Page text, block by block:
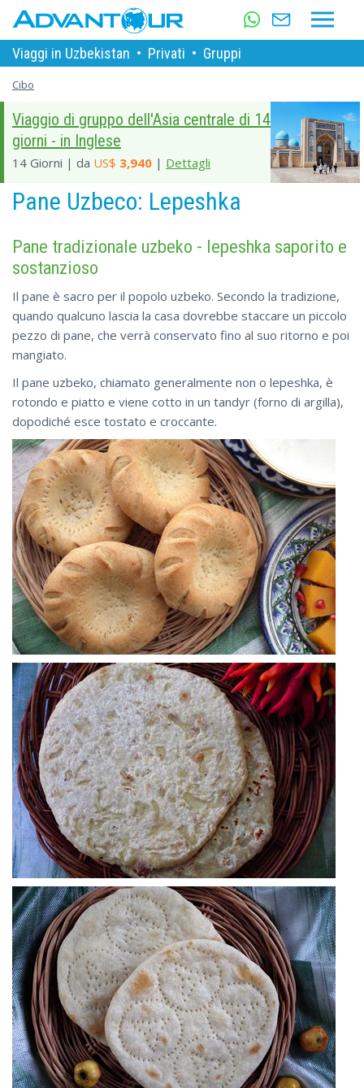
Viaggi in Uzbekistan • Privati • Gruppi
Cibo
Viaggio di gruppo dell'Asia centrale di 14
giorni - in Inglese
14 Giorni | da US$ 3,940 | Dettagli
Pane Uzbeco: Lepeshka
Pane tradizionale uzbeko - lepeshka saporito e
sostanzioso
Il pane è sacro per il popolo uzbeko. Secondo la tradizione,
quando qualcuno lascia la casa dovrebbe staccare un piccolo
pezzo di pane, che verrà conservato fino al suo ritorno e poi
mangiato.
Il pane uzbeko, chiamato generalmente non o lepeshka, è
rotondo e piatto e viene cotto in un tandyr (forno di argilla),
dopodiché esce tostato e croccante.